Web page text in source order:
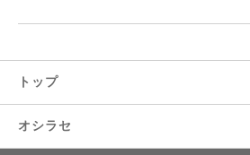
トップ
オシラセ